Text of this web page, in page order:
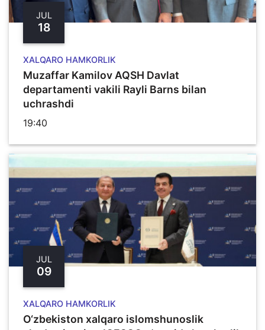
JUL
18
XALQARO HAMKORLIK
Muzaffar Kamilov AQSH Davlat
departamenti vakili Rayli Barns bilan
uchrashdi
19:40
JUL
09
XALQARO HAMKORLIK
O‘zbekiston xalqaro islomshunoslik